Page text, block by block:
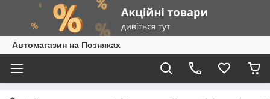
Автомагазин на Позняках